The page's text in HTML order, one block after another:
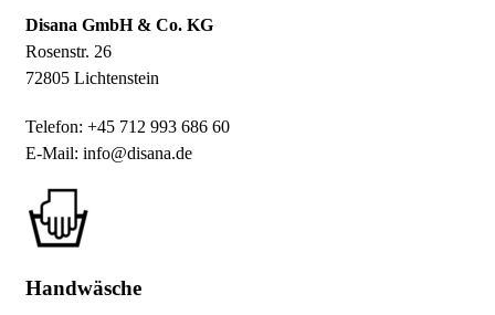
Disana GmbH & Co. KG
Rosenstr. 26
72805 Lichtenstein
Telefon: +45 712 993 686 60
E-Mail: info@disana.de
Handwäsche